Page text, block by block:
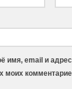
имя, email и
моих